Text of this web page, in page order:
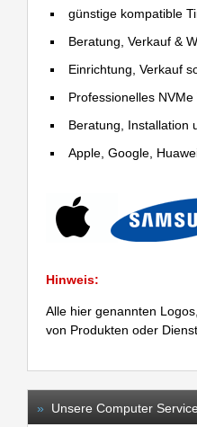
günstige kompatible
Beratung, Verkauf &
Einrichtung, Verkauf
Professionelles
Beratung, Installation
Apple, Google,
Hinweis:
Alle hier genannten
von Produkten oder
» Unsere Computer